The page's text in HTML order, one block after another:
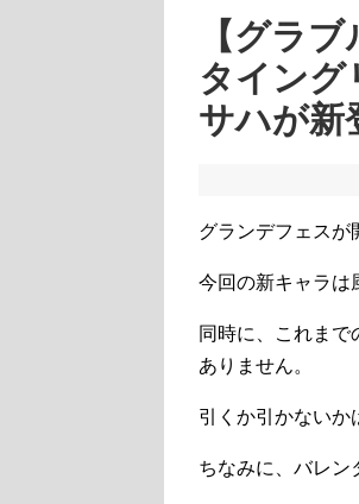
【グラ
タイング
サハが新
グランデフェスが
今回の新キャラは
同時に、これま
ありません。
引くか引かないか
ちなみに、バレン